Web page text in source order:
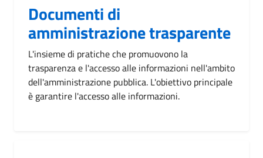
Documenti di
amministrazione trasparente
L'insieme di pratiche che promuovono la
trasparenza e l'accesso alle informazioni nell'ambito
dell'amministrazione pubblica. L'obiettivo principale
è garantire l'accesso alle informazioni.